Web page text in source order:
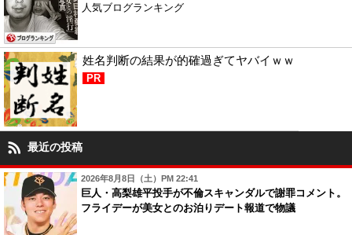
人気ブログランキング
姓名判断の結果が的確過ぎてヤバイｗｗ
PR
最近の投稿
2026年8月8日（土）PM 22:41
巨人・高梨雄平投手が不倫スキャンダルで謝罪コメント。
フライデーが美女とのお泊りデート報道で物議